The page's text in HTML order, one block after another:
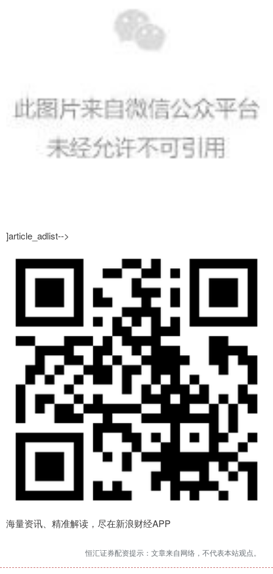
]article_adlist-->
海量资讯、精准解读，尽在新浪财经APP
恒汇证券配资提示：文章来自网络，不代表本站观点。